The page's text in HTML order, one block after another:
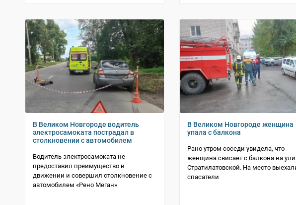
В Великом Новгороде водитель
электросамоката пострадал в
столкновении с автомобилем
Водитель электросамоката не
предоставил преимущество в
движении и совершил столкновение с
автомобилем «Рено Меган»
В Великом Новгороде женщина
упала с балкона
Рано утром соседи увидела, что
женщина свисает с балкона на
Стратилатовской. На место
спасатели